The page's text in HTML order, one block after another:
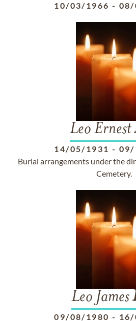
10/03/1966 - 08/
Leo Ernest
14/05/1931 - 09/
Burial arrangements under the
Cemetery.
Leo James
09/08/1980 -